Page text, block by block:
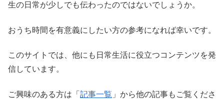
生の日常が少しでも伝わったのではないでしょうか。
おうち時間を有意義にしたい方の参考になれば幸いです。
このサイトでは、他にも日常生活に役立つコンテンツを発
信しています。
ご興味のある方は「 記事一覧 」から他の記事もご覧くださ